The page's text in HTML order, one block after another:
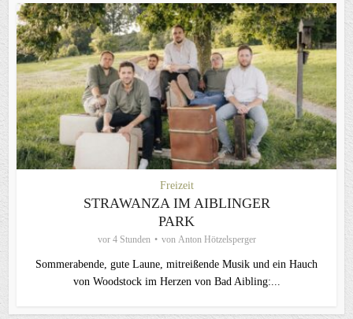
Freizeit
STRAWANZA IM AIBLINGER
PARK
vor 4 Stunden von Anton Hötzelsperger
Sommerabende, gute Laune, mitreißende Musik und ein Hauch
von Woodstock im Herzen von Bad Aibling:...